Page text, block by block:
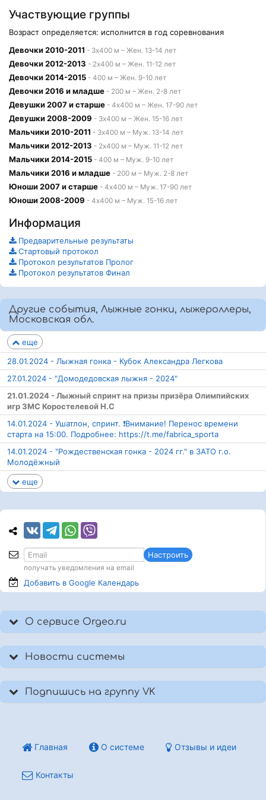
Участвующие группы
Возраст определяется: исполнится в год соревнования
Девочки 2010-2011 - 3х400 м – Жен. 13-14 лет
Девочки 2012-2013 - 2х400 м – Жен. 11-12 лет
Девочки 2014-2015 - 400 м – Жен. 9-10 лет
Девочки 2016 и младше - 200 м – Жен. 2-8 лет
Девушки 2007 и старше - 4х400 м – Жен. 17-90 лет
Девушки 2008-2009 - 3х400 м – Жен. 15-16 лет
Мальчики 2010-2011 - 3х400 м – Муж. 13-14 лет
Мальчики 2012-2013 - 2х400 м – Муж. 11-12 лет
Мальчики 2014-2015 - 400 м – Муж. 9-10 лет
Мальчики 2016 и младше - 200 м – Муж. 2-8 лет
Юноши 2007 и старше - 4х400 м – Муж. 17-90 лет
Юноши 2008-2009 - 4х400 м – Муж. 15-16 лет
Информация
Предварительные результаты
Стартовый протокол
Протокол результатов Пролог
Протокол результатов Финал
Другие события, Лыжные гонки, лыжероллеры,
Московская обл.
еще
28.01.2024 - Лыжная гонка - Кубок Александра Легкова
27.01.2024 - "Домодедовская лыжня - 2024"
21.01.2024 - Лыжный спринт на призы призёра Олимпийских
игр ЗМС Коростелевой Н.С
14.01.2024 - Ушатлон, спринт. ❗️Внимание! Перенос времени
старта на 15:00. Подробнее: https://t.me/fabrica_sporta
14.01.2024 - "Рождественская гонка - 2024 гг." в ЗАТО г.о.
Молодёжный
еще
Настроить
получать уведомления на email
Добавить в Google Календарь
О сервисе Orgeo.ru
Новости системы
Подпишись на группу VK
Главная О системе Отзывы и идеи
Контакты